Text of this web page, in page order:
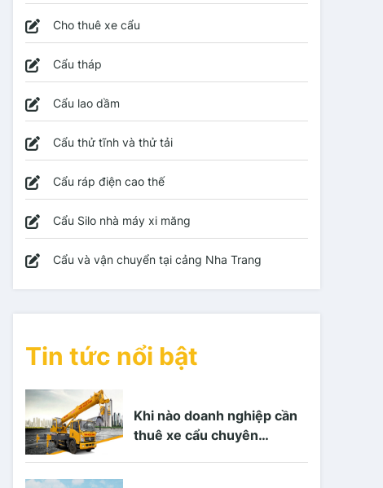
Cho thuê xe cẩu
Cẩu tháp
Cẩu lao dầm
Cẩu thử tĩnh và thử tải
Cẩu ráp điện cao thế
Cẩu Silo nhà máy xi măng
Cẩu và vận chuyển tại cảng Nha Trang
Tin tức nổi bật
Khi nào doanh nghiệp cần
thuê xe cẩu chuyên